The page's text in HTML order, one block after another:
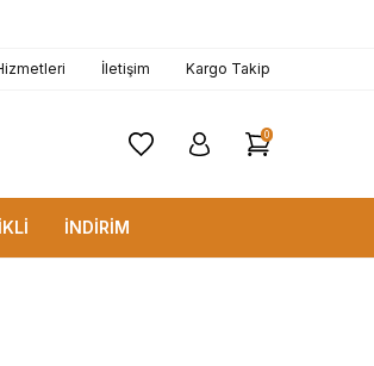
İletişim Kargo Takip
0
İNDİRİM